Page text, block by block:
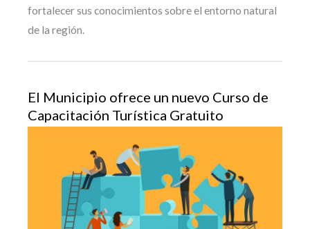
fortalecer sus conocimientos sobre el entorno natural
de la región.
El Municipio ofrece un nuevo Curso de
Capacitación Turística Gratuito